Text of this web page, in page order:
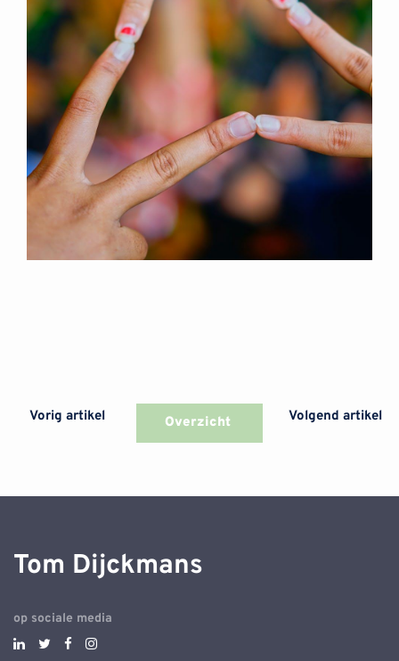
Vorig artikel Volgend artikel
Overzicht
Tom Dijckmans
op sociale media